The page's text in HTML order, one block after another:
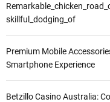
skillful_dodging_of
Premium Mobile
Smartphone Experience
Betzillo Casino Australia: